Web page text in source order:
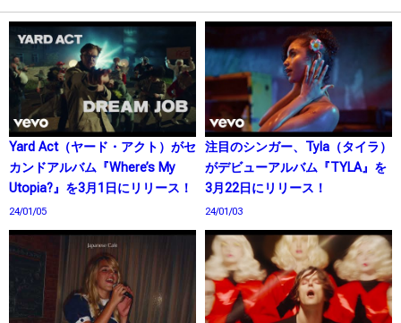
Yard Act（ヤード・アクト）がセ
カンドアルバム『Where’s My
Utopia?』を3月1日にリリース！
24/01/05
注目のシンガー、Tyla（タイラ）
がデビューアルバム『TYLA』を
3月22日にリリース！
24/01/03